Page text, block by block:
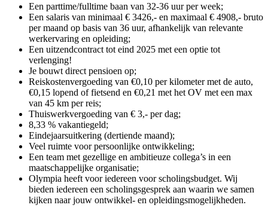
Een parttime/fulltime baan van 32-36 uur per week;
Een salaris van minimaal € 3426,- en maximaal € 4908,- bruto
per maand op basis van 36 uur, afhankelijk van relevante
werkervaring en opleiding;
Een uitzendcontract tot eind 2025 met een optie tot
verlenging!
Je bouwt direct pensioen op;
Reiskostenvergoeding van €0,10 per kilometer met de auto,
€0,15 lopend of fietsend en €0,21 met het OV met een max
van 45 km per reis;
Thuiswerkvergoeding van € 3,- per dag;
8,33 % vakantiegeld;
Eindejaarsuitkering (dertiende maand);
Veel ruimte voor persoonlijke ontwikkeling;
Een team met gezellige en ambitieuze collega’s in een
maatschappelijke organisatie;
Olympia heeft voor iedereen voor scholingsbudget. Wij
bieden iedereen een scholingsgesprek aan waarin we samen
kijken naar jouw ontwikkel- en opleidingsmogelijkheden.